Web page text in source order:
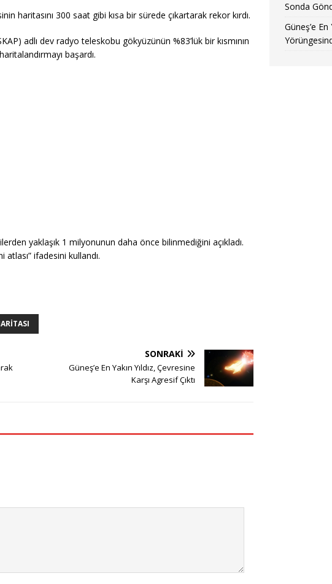
haritasını 300 saat gibi kısa bir sürede çıkartarak rekor kırdı.
adlı dev radyo teleskobu gökyüzünün %83’lük bir kısmının
başardı.
yaklaşık 1 milyonunun daha önce bilinmediğini açıkladı.
ifadesini kullandı.
SONRAKI
Güneş’e En Yakın Yıldız, Çevresine
Karşı Agresif Çıktı
Sonda
Güneş’e En